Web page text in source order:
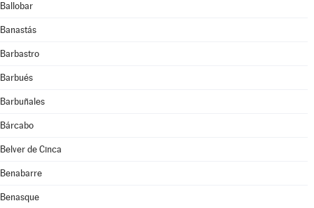
Ballobar
Banastás
Barbastro
Barbués
Barbuñales
Bárcabo
Belver de Cinca
Benabarre
Benasque